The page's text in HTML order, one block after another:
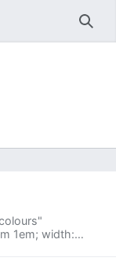
1em; width: